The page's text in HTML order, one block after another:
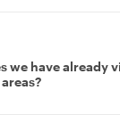
we have already